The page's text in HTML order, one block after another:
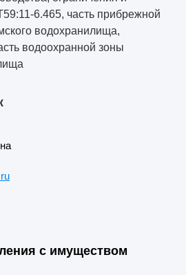
6.465, часть прибрежной
водохранилища,
водоохранной зоны
с имуществом